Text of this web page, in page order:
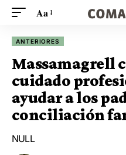
Aa
ANTERIORES
Massamagrell
cuidado
ayudar a los
conciliación
NULL